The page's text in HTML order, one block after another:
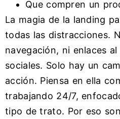
Que compren un
La magia de la landing
todas las distracciones.
navegación, ni enlaces
sociales. Solo hay un
acción. Piensa en ella
trabajando 24/7,
tipo de trato. Por eso